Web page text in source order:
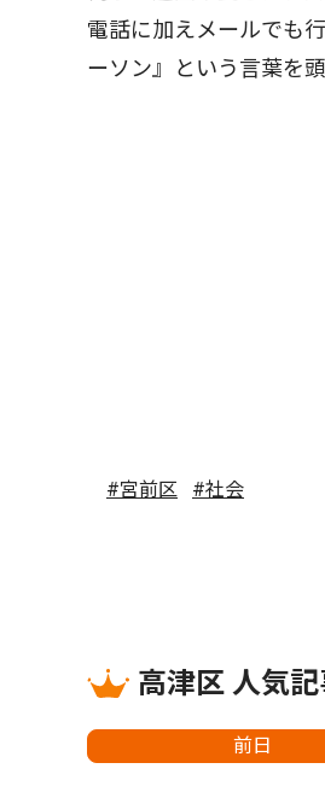
電話に加えメールでも
ーソン』という言葉を
#宮前区 #社会
高津区 人気
前日